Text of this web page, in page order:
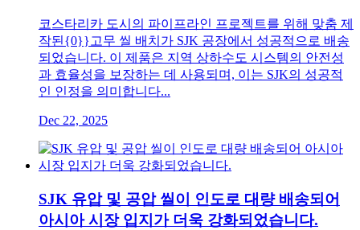
코스타리카 도시의 파이프라인 프로젝트를 위해 맞춤 제
작된{0}}고무 씰 배치가 SJK 공장에서 성공적으로 배송
되었습니다. 이 제품은 지역 상하수도 시스템의 안전성
과 효율성을 보장하는 데 사용되며, 이는 SJK의 성공적
인 인정을 의미합니다...
Dec 22, 2025
SJK 유압 및 공압 씰이 인도로 대량 배송되어
아시아 시장 입지가 더욱 강화되었습니다.